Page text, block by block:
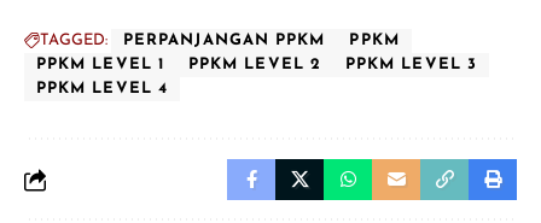
TAGGED: PERPANJANGAN PPKM
PPKM
PPKM LEVEL 1
PPKM LEVEL 2
PPKM LEVEL 3
PPKM LEVEL 4